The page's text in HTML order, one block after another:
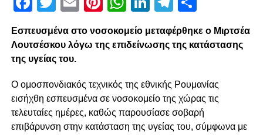
“Ούτε στην Ρεάλ όσο έχω συμβόλαιο με τον
ΠΑΟΚ”
DON'T MISS
paokrevolution
Εσπευσμένα στο νοσοκομείο μεταφέρθηκε ο Μιρτσέα
Λουτσέσκου λόγω της επιδείνωσης της κατάστασης
της υγείας του.
Ο ομοσπονδιακός τεχνικός της εθνικής Ρουμανίας
εισήχθη εσπευσμένα σε νοσοκομείο της χώρας τις
τελευταίες ημέρες, καθώς παρουσίασε σοβαρή
επιβάρυνση στην κατάσταση της υγείας του, σύμφωνα με